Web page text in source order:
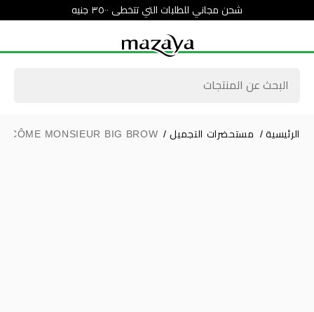
شحن مجاني للطلبات التي تتخطى ٣٥٠٠ جنيه
الرئيسية / مستحضرات التجميل /
MONSIEUR BIG BROW